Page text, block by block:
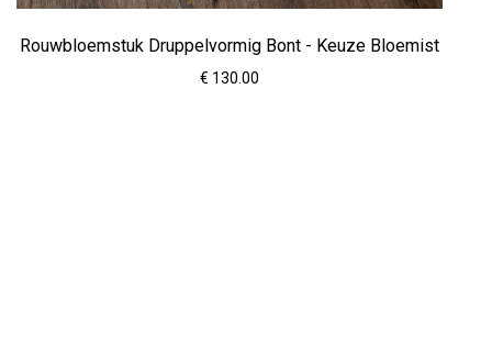
Rouwbloemstuk Druppelvormig Bont - Keuze Bloemist
€ 130.00